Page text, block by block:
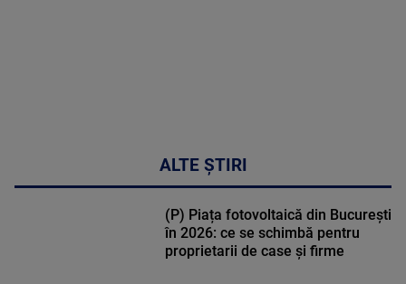
ALTE ȘTIRI
(P) Piața fotovoltaică din București
în 2026: ce se schimbă pentru
proprietarii de case și firme